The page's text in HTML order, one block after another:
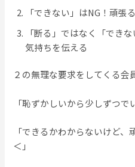
「できない」はNG！頑張
「断る」ではなく「でき
気持ちを伝える
２の無理な要求をしてくる会
「恥ずかしいから少しずつで
「できるかわからないけど
＜」